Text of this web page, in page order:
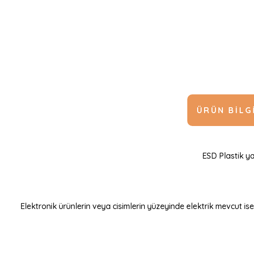
ÜRÜN
ESD Plastik
Elektronik ürünlerin veya cisimlerin yüzeyinde elektrik mevcut